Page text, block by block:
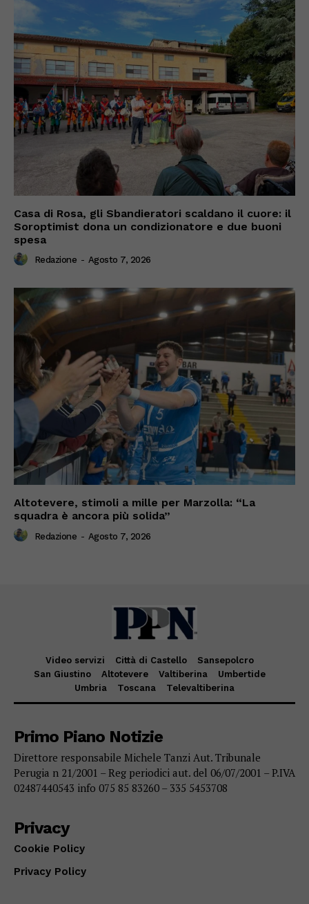
Casa di Rosa, gli Sbandieratori scaldano il cuore: il
Soroptimist dona un condizionatore e due buoni
spesa
Redazione - Agosto 7, 2026
Altotevere, stimoli a mille per Marzolla: “La
squadra è ancora più solida”
Redazione - Agosto 7, 2026
Video servizi Città di Castello
Sansepolcro
San Giustino
Altotevere Valtiberina
Umbertide
Umbria
Toscana Televaltiberina
Primo Piano Notizie
Direttore responsabile Michele Tanzi Aut. Tribunale
Perugia n 21/2001 – Reg periodici aut. del 06/07/2001 – P.IVA
02487440543 info 075 85 83260 – 335 5453708
Privacy
Cookie Policy
Privacy Policy